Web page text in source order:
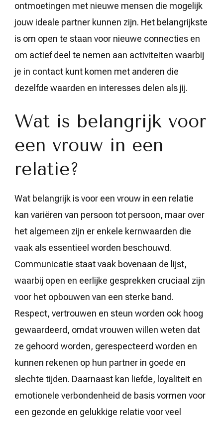
ontmoetingen met nieuwe mensen die mogelijk
jouw ideale partner kunnen zijn. Het belangrijkste
is om open te staan voor nieuwe connecties en
om actief deel te nemen aan activiteiten waarbij
je in contact kunt komen met anderen die
dezelfde waarden en interesses delen als jij.
Wat is belangrijk voor
een vrouw in een
relatie?
Wat belangrijk is voor een vrouw in een relatie
kan variëren van persoon tot persoon, maar over
het algemeen zijn er enkele kernwaarden die
vaak als essentieel worden beschouwd.
Communicatie staat vaak bovenaan de lijst,
waarbij open en eerlijke gesprekken cruciaal zijn
voor het opbouwen van een sterke band.
Respect, vertrouwen en steun worden ook hoog
gewaardeerd, omdat vrouwen willen weten dat
ze gehoord worden, gerespecteerd worden en
kunnen rekenen op hun partner in goede en
slechte tijden. Daarnaast kan liefde, loyaliteit en
emotionele verbondenheid de basis vormen voor
een gezonde en gelukkige relatie voor veel